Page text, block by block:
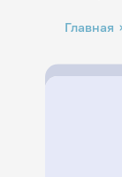
Строка
навигации
Главная